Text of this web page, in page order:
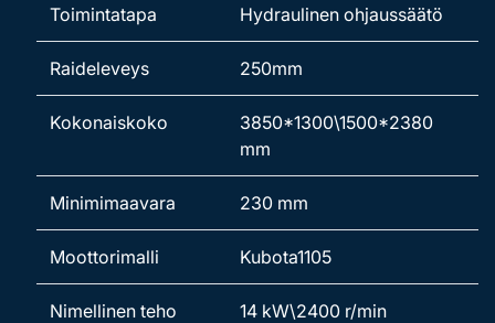
Toimintatapa Hydraulinen ohjaussäätö
Raideleveys 250mm
Kokonaiskoko
3850*1300\1500*2380
mm
Minimimaavara 230 mm
Moottorimalli Kubota1105
Nimellinen teho 14 kW\2400 r/min